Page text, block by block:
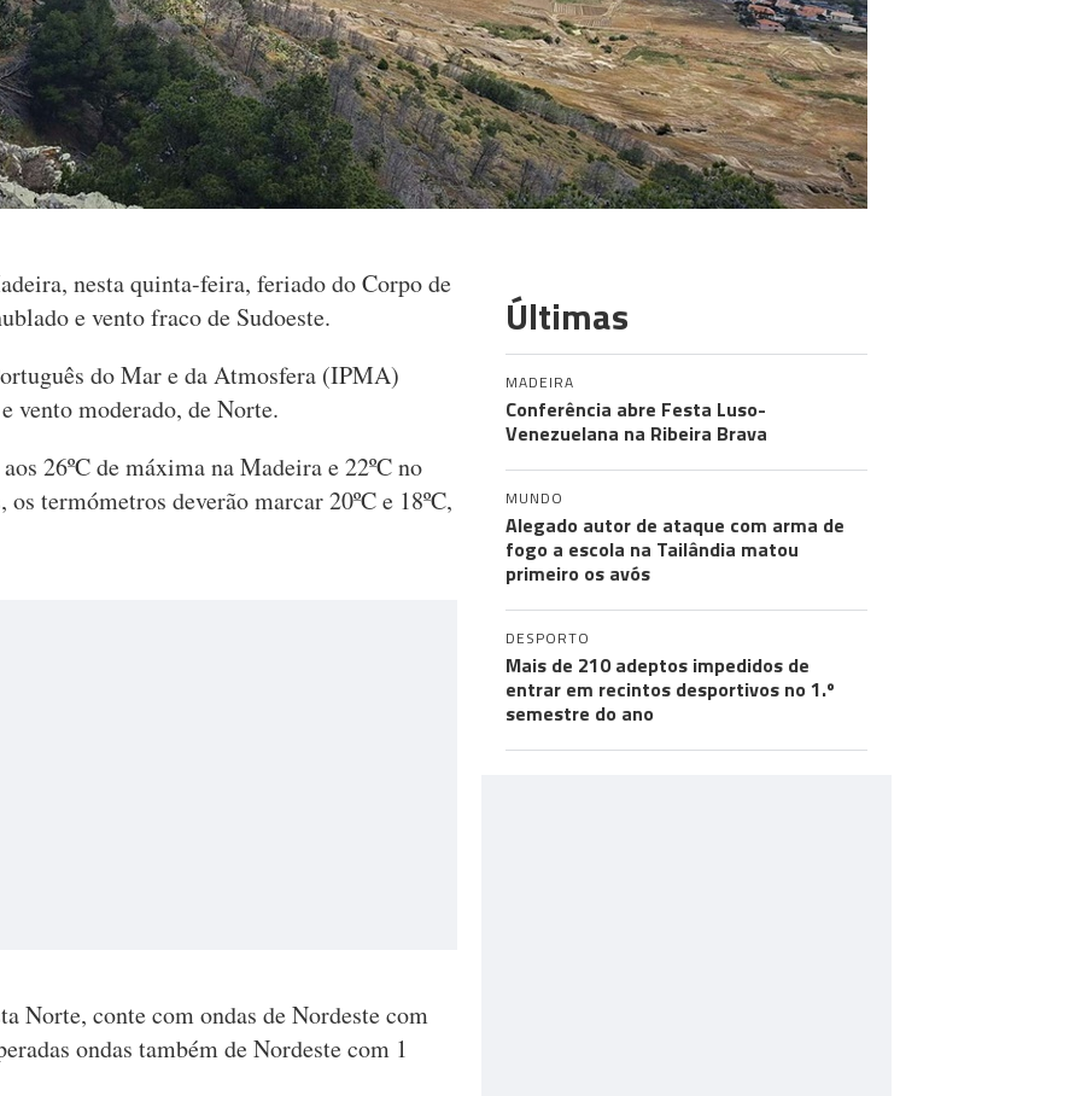
nesta quinta-feira, feriado do Corpo de
e vento fraco de Sudoeste.
do Mar e da Atmosfera (IPMA)
vento moderado, de Norte.
26ºC de máxima na Madeira e 22ºC no
termómetros deverão marcar 20ºC e 18ºC,
Norte, conte com ondas de Nordeste com
ondas também de Nordeste com 1
Últimas
MADEIRA
Conferência abre Festa Luso-
Venezuelana na Ribeira Brava
MUNDO
Alegado autor de ataque com arma de
fogo a escola na Tailândia matou
primeiro os avós
DESPORTO
Mais de 210 adeptos impedidos de
entrar em recintos desportivos no 1.º
semestre do ano